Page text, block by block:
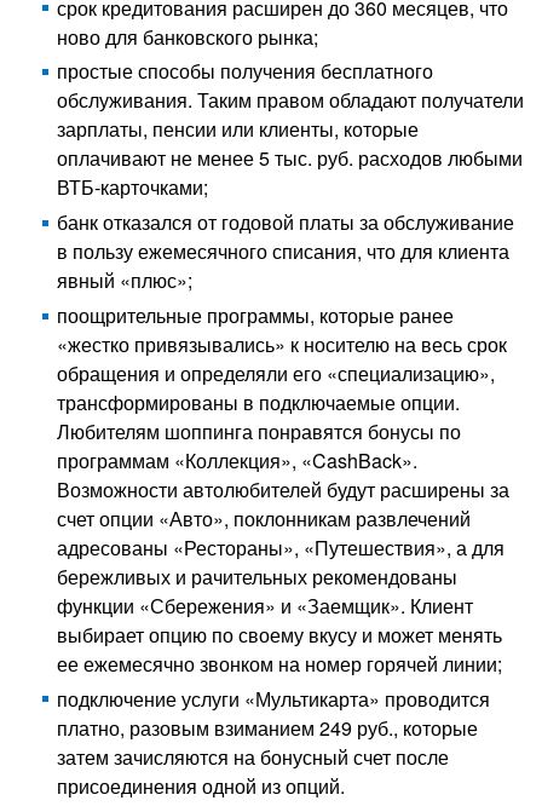
срок кредитования расширен до 360 месяцев, что
ново для банковского рынка;
простые способы получения бесплатного
обслуживания. Таким правом обладают получатели
зарплаты, пенсии или клиенты, которые
оплачивают не менее 5 тыс. руб. расходов любыми
ВТБ-карточками;
банк отказался от годовой платы за обслуживание
в пользу ежемесячного списания, что для клиента
явный «плюс»;
поощрительные программы, которые ранее
«жестко привязывались» к носителю на весь срок
обращения и определяли его «специализацию»,
трансформированы в подключаемые опции.
Любителям шоппинга понравятся бонусы по
программам «Коллекция», «CashBack».
Возможности автолюбителей будут расширены за
счет опции «Авто», поклонникам развлечений
адресованы «Рестораны», «Путешествия», а для
бережливых и рачительных рекомендованы
функции «Сбережения» и «Заемщик». Клиент
выбирает опцию по своему вкусу и может менять
ее ежемесячно звонком на номер горячей линии;
подключение услуги «Мультикарта» проводится
платно, разовым взиманием 249 руб., которые
затем зачисляются на бонусный счет после
присоединения одной из опций.